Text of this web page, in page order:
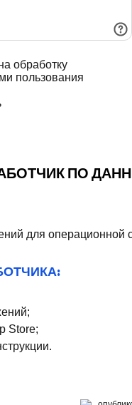
обработку
пользования
ПО
для операционной
Store;